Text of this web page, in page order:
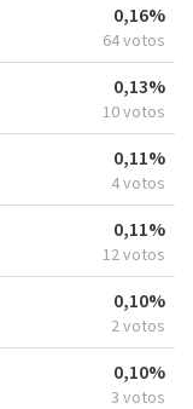
0,16%
64 votos
0,13%
10 votos
0,11%
4 votos
0,11%
12 votos
0,10%
2 votos
0,10%
3 votos